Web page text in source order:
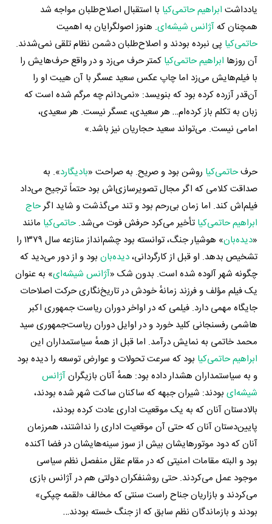
یادداشت ابراهیم حاتمی‌کیا با استقبال اصلاح‌طلبان مواجه شد
همچنان کهآژانس شیشه‌ای. هنوز اصولگرایان به اهمیت
حاتمی‌کیا پی نبرده بودند و اصلاح‌طلبان دشمن نظام تلقی نمی‌شدند.
آن روزها ابراهیم حاتمی‌کیا کمتر حرف می‌زد و در واقع حرف‌هایش را
با فیلم‌هایش می‌زد اما چاپ عکس سعید عسگر با آن هیبت او را
آن‌قدر آزرده کرده بود که بنویسد: «نمی‌دانم چه مرگم شده است که
زبان به تکلم باز کرده‌ام… هر سعیدی، عسگر نیست. هر سعیدی،
امامی نیست. می‌تواند سعید حجاریان نیز باشد.»
حرفحاتمی‌کیا روشن بود و صریح. به صراحت «بادیگارد». به
صداقت کلامی که اگر مجال تصویرسازی‌اش بود حتماً ترجیح می‌داد
فیلم‌اش کند. اما زمان بی‌رحم بود و تند می‌گذشت و شاید اگرحاج
ابراهیم حاتمی‌کیا تأخیر می‌کرد حرفش فوت می‌شد.حاتمی‌کیا مانند
«دیده‌بان
» هوشیار جنگ، توانسته بود چشم‌انداز منازعه سال ۱۳۷۹ را
تشخیص بدهد. او قبل از کارگردانی،دیده‌بان بود و از دور می‌دید که
چگونه شهر آلوده شده است. بدون شک «آژانس شیشه‌ای» به عنوان
یک فیلم مؤلف و فرزند زمانهٔ خودش در تاریخ‌نگاری حرکت اصلاحات
جایگاه مهمی دارد. فیلمی که در اواخر دوران ریاست‌ جمهوری اکبر
هاشمی رفسنجانی کلید خورد و در اوایل دوران ریاست‌جمهوری سید
محمد خاتمی به نمایش درآمد. اما قبل از همهٔ سیاستمداران این
ابراهیم حاتمی‌کیا بود که سرعت تحولات و عوارض توسعه را دیده بود
و به سیاستمداران هشدار داده بود: همهٔ آنان بازیگرانآژانس
شیشه‌ای بودند: شیران جبهه که ساکنان ساکت شهر شده بودند،
بالادستان آنان که به یک موقعیت اداری عادت کرده بودند،
پایین‌دستان آنان که حتی آن موقعیت اداری را نداشتند، همرزمان
آنان که دود موتورهایشان بیش از سوز سینه‌هایشان در فضا آکنده
بود و البته مقامات امنیتی که در مقام عقل منفصل نظم سیاسی
موجود عمل می‌کردند. حتی روشنفکران دولتی هم در آژانس بازی
می‌کردند و بازاریان جناح راست سنتی که مخالف «لقمه چپکی»
بودند و بازماندگان نظم سابق که از جنگ خسته بودند…